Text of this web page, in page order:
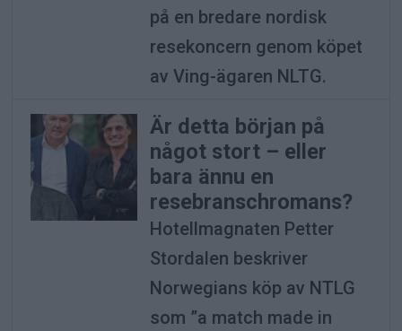
på en bredare nordisk
resekoncern genom köpet
av Ving-ägaren NLTG.
Är detta början på
något stort – eller
bara ännu en
resebranschromans?
Hotellmagnaten Petter
Stordalen beskriver
Norwegians köp av NTLG
som ”a match made in